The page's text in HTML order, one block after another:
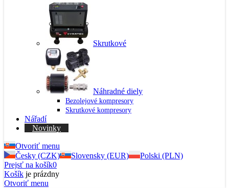
Skrutkové
Náhradné diely
Bezolejové kompresory
Skrutkové kompresory
Nářadí
Novinky
Otvoriť menu
Česky (CZK)
Slovensky (EUR)
Polski (PLN)
Prejsť na košík0
Košík je prázdny
Otvoriť menu